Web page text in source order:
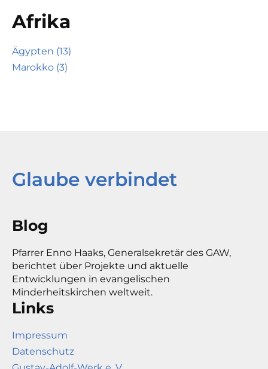
Afrika
Ägypten (13)
Marokko (3)
Glaube verbindet
Blog
Pfarrer Enno Haaks, Generalsekretär des GAW,
berichtet über Projekte und aktuelle
Entwicklungen in evangelischen
Minderheitskirchen weltweit.
Links
Impressum
Datenschutz